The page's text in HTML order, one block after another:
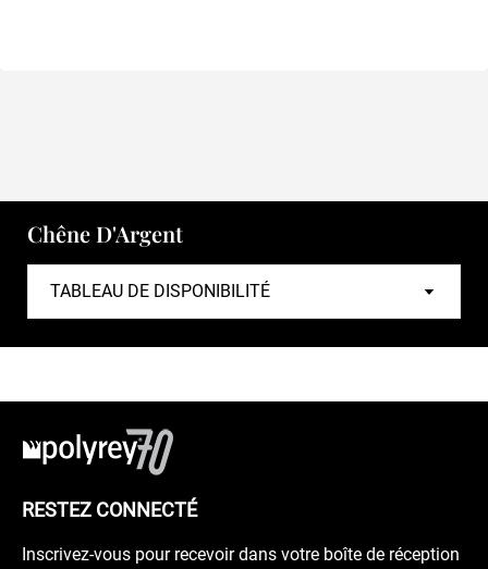
Chêne D'Argent
RESTEZ CONNECTÉ
Inscrivez-vous pour recevoir dans votre boîte de réception